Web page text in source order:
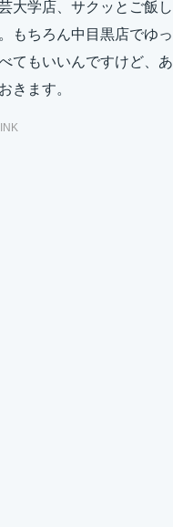
大学店、サクッとご飯し
もちろん中目黒店でゆっ
てもいいんですけど、あ
きます。